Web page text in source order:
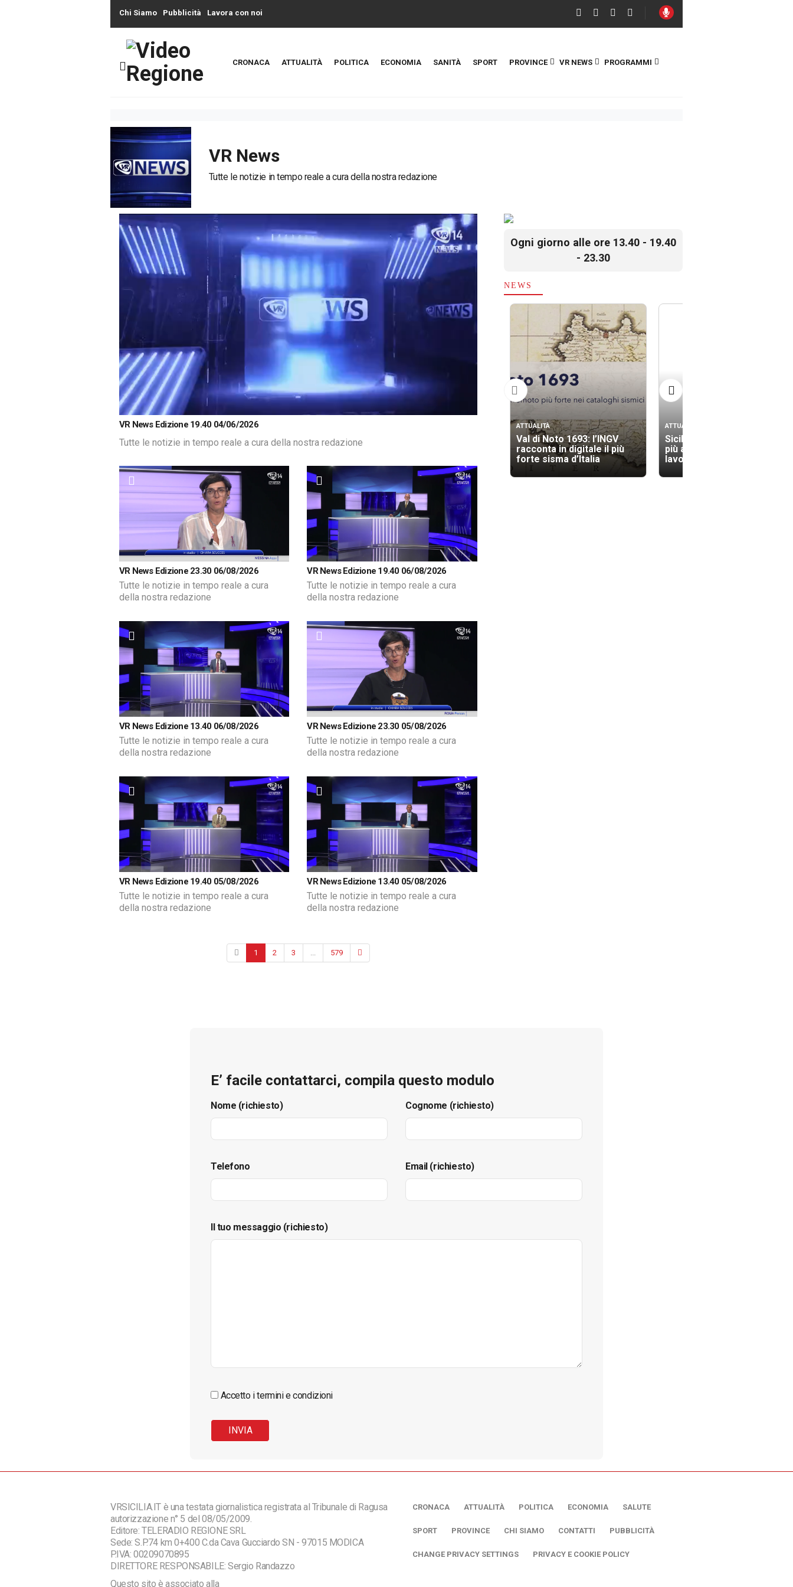
Chi Siamo Pubblicità Lavora con noi
CRONACA ATTUALITÀ POLITICA ECONOMIA SANITÀ SPORT PROVINCE VR NEWS PROGRAMMI
VR News
Tutte le notizie in tempo reale a cura della nostra redazione
Unmute Loaded
1.25%
VR News Edizione 19.40 04/06/2026
Tutte le notizie in tempo reale a cura della nostra redazione
VR News Edizione 23.30 06/08/2026
Tutte le notizie in tempo reale a cura
della nostra redazione
VR News Edizione 19.40 06/08/2026
Tutte le notizie in tempo reale a cura
della nostra redazione
VR News Edizione 13.40 06/08/2026
Tutte le notizie in tempo reale a cura
della nostra redazione
VR News Edizione 23.30 05/08/2026
Tutte le notizie in tempo reale a cura
della nostra redazione
VR News Edizione 19.40 05/08/2026
Tutte le notizie in tempo reale a cura
della nostra redazione
VR News Edizione 13.40 05/08/2026
Tutte le notizie in tempo reale a cura
della nostra redazione
1 2 3 ... 579
Ogni giorno alle ore 13.40 - 19.40
- 23.30
NEWS
ATTUALITÀ
Val di Noto 1693: l’INGV
racconta in digitale il più
forte sisma d’Italia
ATTUALITÀ
Sicilia tra le regioni con il
più alto indice di morti sul
lavoro
E’ facile contattarci, compila questo modulo
Nome (richiesto) Cognome (richiesto)
Telefono Email (richiesto)
Il tuo messaggio (richiesto)
Accetto i termini e condizioni
VRSICILIA.IT è una testata giornalistica registrata al Tribunale di Ragusa
autorizzazione n° 5 del 08/05/2009.
Editore: TELERADIO REGIONE SRL
Sede: S.P.74 km 0+400 C.da Cava Gucciardo SN - 97015 MODICA
P.IVA: 00209070895
DIRETTORE RESPONSABILE: Sergio Randazzo
Questo sito è associato alla
CRONACA ATTUALITÀ POLITICA ECONOMIA SALUTE
SPORT PROVINCE CHI SIAMO CONTATTI PUBBLICITÀ
CHANGE PRIVACY SETTINGS PRIVACY E COOKIE POLICY